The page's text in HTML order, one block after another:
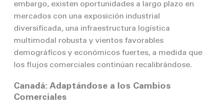
embargo, existen oportunidades a largo plazo en
mercados con una exposición industrial
diversificada, una infraestructura logística
multimodal robusta y vientos favorables
demográficos y económicos fuertes, a medida que
los flujos comerciales continúan recalibrándose.
Canadá: Adaptándose a los Cambios
Comerciales